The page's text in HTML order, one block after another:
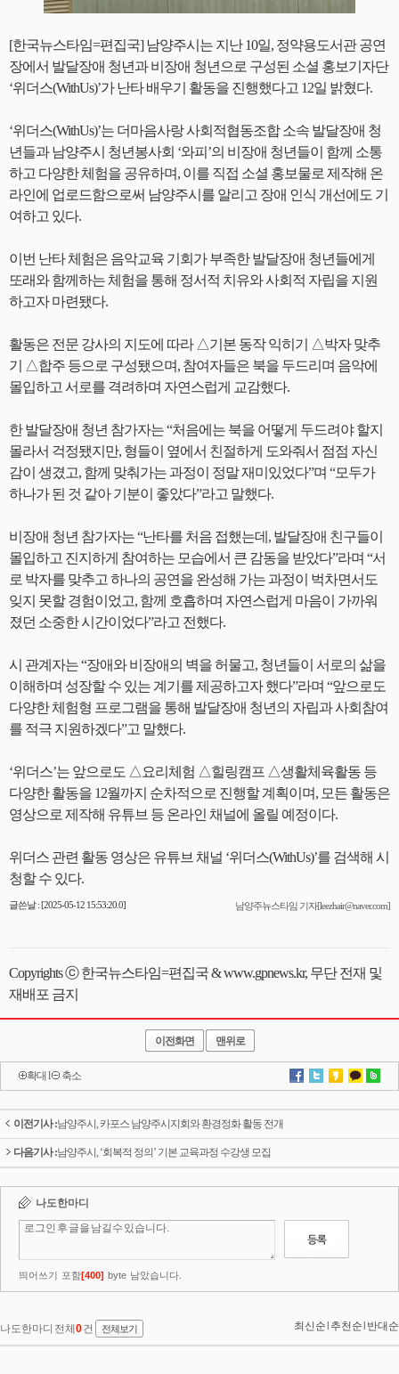
[한국뉴스타임=편집국] 남양주시는 지난 10일, 정약용도서관 공연
장에서 발달장애 청년과 비장애 청년으로 구성된 소셜 홍보기자단
‘위더스(WithUs)’가 난타 배우기 활동을 진행했다고 12일 밝혔다.
‘위더스(WithUs)’는 더마음사랑 사회적협동조합 소속 발달장애 청
년들과 남양주시 청년봉사회 ‘와피’의 비장애 청년들이 함께 소통
하고 다양한 체험을 공유하며, 이를 직접 소셜 홍보물로 제작해 온
라인에 업로드함으로써 남양주시를 알리고 장애 인식 개선에도 기
여하고 있다.
이번 난타 체험은 음악교육 기회가 부족한 발달장애 청년들에게
또래와 함께하는 체험을 통해 정서적 치유와 사회적 자립을 지원
하고자 마련됐다.
활동은 전문 강사의 지도에 따라 △기본 동작 익히기 △박자 맞추
기 △합주 등으로 구성됐으며, 참여자들은 북을 두드리며 음악에
몰입하고 서로를 격려하며 자연스럽게 교감했다.
한 발달장애 청년 참가자는 “처음에는 북을 어떻게 두드려야 할지
몰라서 걱정됐지만, 형들이 옆에서 친절하게 도와줘서 점점 자신
감이 생겼고, 함께 맞춰가는 과정이 정말 재미있었다”며 “모두가
하나가 된 것 같아 기분이 좋았다”라고 말했다.
비장애 청년 참가자는 “난타를 처음 접했는데, 발달장애 친구들이
몰입하고 진지하게 참여하는 모습에서 큰 감동을 받았다”라며 “서
로 박자를 맞추고 하나의 공연을 완성해 가는 과정이 벅차면서도
잊지 못할 경험이었고, 함께 호흡하며 자연스럽게 마음이 가까워
졌던 소중한 시간이었다”라고 전했다.
시 관계자는 “장애와 비장애의 벽을 허물고, 청년들이 서로의 삶을
이해하며 성장할 수 있는 계기를 제공하고자 했다”라며 “앞으로도
다양한 체험형 프로그램을 통해 발달장애 청년의 자립과 사회참여
를 적극 지원하겠다”고 말했다.
‘위더스’는 앞으로도 △요리체험 △힐링캠프 △생활체육활동 등
다양한 활동을 12월까지 순차적으로 진행할 계획이며, 모든 활동은
영상으로 제작해 유튜브 등 온라인 채널에 올릴 예정이다.
위더스 관련 활동 영상은 유튜브 채널 ‘위더스(WithUs)’를 검색해 시
청할 수 있다.
글쓴날 : [2025-05-12 15:53:20.0] 남양주뉴스타임 기자[leezhair@naver.com]
Copyrights ⓒ 한국뉴스타임=편집국 & www.gpnews.kr, 무단 전재 및
재배포 금지
이전화면 맨위로
확대l 축소
이전기사 :남양주시, 카포스 남양주시지회와 환경정화 활동 전개
다음기사 :남양주시, ‘회복적 정의’ 기본 교육과정 수강생 모집